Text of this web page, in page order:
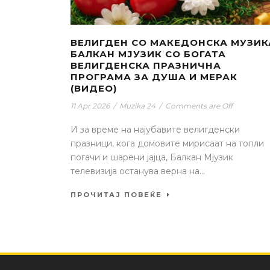
ВЕЛИГДЕН СО МАКЕДОНСКА
БАЛКАН МЈУЗИК СО БОГАТА
ВЕЛИГДЕНСКА ПРАЗНИЧНА
ПРОГРАМА ЗА ДУША И МЕРАК
(ВИДЕО)
11 Apr 2026 / Muzika 24 / Comments are Off
И за време на најубавите велигденски
празници, кога домовите мирисаат на топли
погачи и шарени јајца, Балкан Мјузик
телевизија останува верна на...
ПРОЧИТАЈ ПОВЕЌЕ